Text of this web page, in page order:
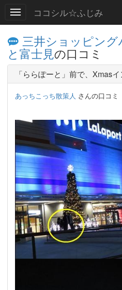
ココシル☆ふじみ
三井ショッピン
と富士見の口コミ
「ららぽーと」前で、Xmas
あっちこっち散策人 さんの口コミ